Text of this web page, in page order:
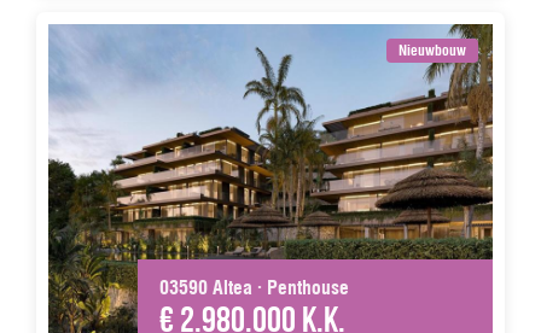
Nieuwbouw
03590 Altea · Penthouse
€ 2.980.000 k.k.